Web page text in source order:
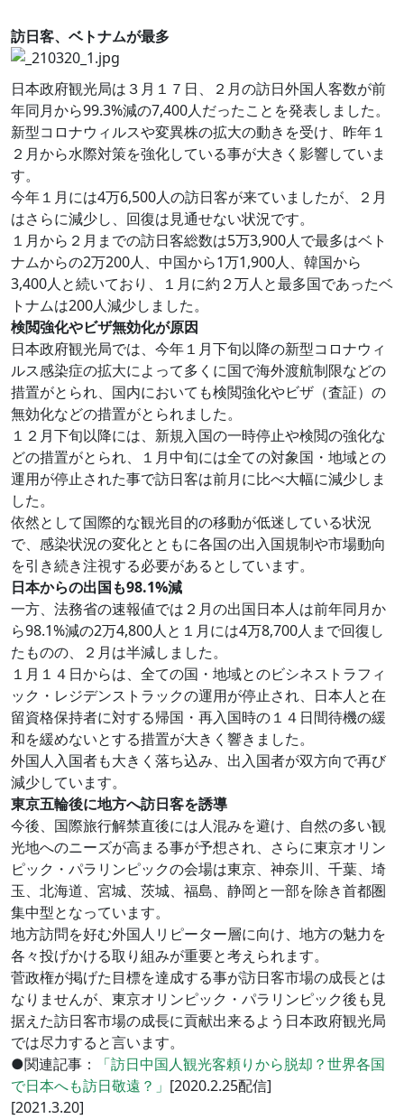
訪日客、ベトナムが最多
日本政府観光局は３月１７日、２月の訪日外国人客数が前
年同月から99.3%減の7,400人だったことを発表しました。
新型コロナウィルスや変異株の拡大の動きを受け、昨年１
２月から水際対策を強化している事が大きく影響していま
す。
今年１月には4万6,500人の訪日客が来ていましたが、２月
はさらに減少し、回復は見通せない状況です。
１月から２月までの訪日客総数は5万3,900人で最多はベト
ナムからの2万200人、中国から1万1,900人、韓国から
3,400人と続いており、１月に約２万人と最多国であったベ
トナムは200人減少しました。
検閲強化やビザ無効化が原因
日本政府観光局では、今年１月下旬以降の新型コロナウィ
ルス感染症の拡大によって多くに国で海外渡航制限などの
措置がとられ、国内においても検閲強化やビザ（査証）の
無効化などの措置がとられました。
１２月下旬以降には、新規入国の一時停止や検閲の強化な
どの措置がとられ、１月中旬には全ての対象国・地域との
運用が停止された事で訪日客は前月に比べ大幅に減少しま
した。
依然として国際的な観光目的の移動が低迷している状況
で、感染状況の変化とともに各国の出入国規制や市場動向
を引き続き注視する必要があるとしています。
日本からの出国も98.1%減
一方、法務省の速報値では２月の出国日本人は前年同月か
ら98.1%減の2万4,800人と１月には4万8,700人まで回復し
たものの、２月は半減しました。
１月１４日からは、全ての国・地域とのビシネストラフィ
ック・レジデンストラックの運用が停止され、日本人と在
留資格保持者に対する帰国・再入国時の１４日間待機の緩
和を緩めないとする措置が大きく響きました。
外国人入国者も大きく落ち込み、出入国者が双方向で再び
減少しています。
東京五輪後に地方へ訪日客を誘導
今後、国際旅行解禁直後には人混みを避け、自然の多い観
光地へのニーズが高まる事が予想され、さらに東京オリン
ピック・パラリンピックの会場は東京、神奈川、千葉、埼
玉、北海道、宮城、茨城、福島、静岡と一部を除き首都圏
集中型となっています。
地方訪問を好む外国人リピーター層に向け、地方の魅力を
各々投げかける取り組みが重要と考えられます。
菅政権が掲げた目標を達成する事が訪日客市場の成長とは
なりませんが、東京オリンピック・パラリンピック後も見
据えた訪日客市場の成長に貢献出来るよう日本政府観光局
では尽力すると言います。
●関連記事：
「訪日中国人観光客頼りから脱却？世界各国
で日本へも訪日敬遠？」 [2020.2.25配信]
[2021.3.20]